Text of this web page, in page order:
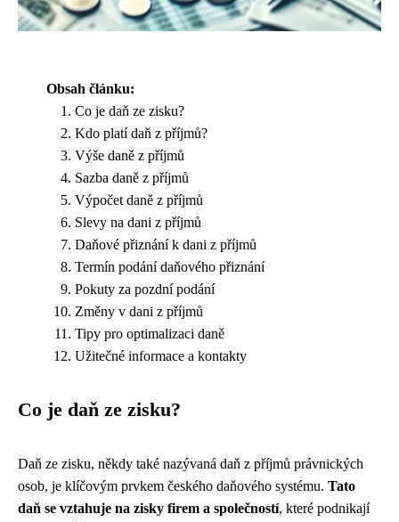
Obsah článku:
Co je daň ze zisku?
Kdo platí daň z příjmů?
Výše daně z příjmů
Sazba daně z příjmů
Výpočet daně z příjmů
Slevy na dani z příjmů
Daňové přiznání k dani z příjmů
Termín podání daňového přiznání
Pokuty za pozdní podání
Změny v dani z příjmů
Tipy pro optimalizaci daně
Užitečné informace a kontakty
Co je daň ze zisku?
Daň ze zisku, někdy také nazývaná daň z příjmů právnických
osob, je klíčovým prvkem českého daňového systému. Tato
daň se vztahuje na zisky firem a společností, které podnikají